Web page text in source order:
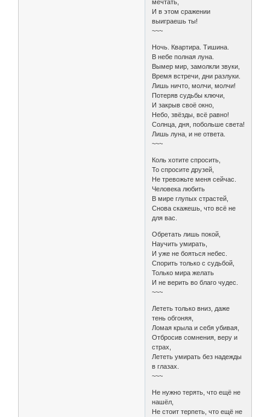
мечтать,
И в этом сражении
выиграешь ты!
~~~
Ночь. Квартира. Тишина.
В небе полная луна.
Вымер мир, замолкли звуки,
Время встречи, дни разлуки.
Лишь ничто, молчи, молчи!
Потеряв судьбы ключи,
И закрыв своё окно,
Небо, звёзды, всё равно!
Солнца, дня, побольше света!
Лишь луна, и не ответа.
~~~
Коль хотите спросить,
То спросите друзей,
Не тревожьте меня сейчас.
Человека любить
В мире глупых страстей,
Снова скажешь, что всё не
для вас.
Обретать лишь покой,
Научить умирать,
И уже не бояться небес.
Спорить только с судьбой,
Только мира желать
И не верить во благо чудес.
~~~
Лететь только вниз, даже
тень обгоняя,
Ломая крыла и себя убивая,
Отбросив сомнения, веру и
страх,
Лететь умирать без надежды
в глазах.
~~~
Не нужно терять, что ещё не
нашёл,
Не стоит терпеть, что ещё не